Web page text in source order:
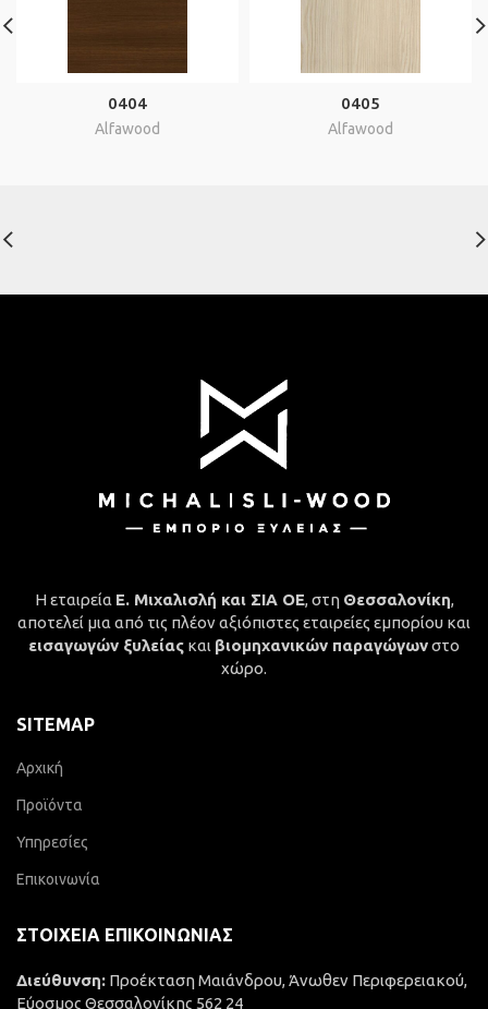
0404
Alfawood
0405
Alfawood
Η εταιρεία Ε. Μιχαλισλή και ΣΙΑ ΟΕ, στη Θεσσαλονίκη,
αποτελεί μια από τις πλέον αξιόπιστες εταιρείες εμπορίου και
εισαγωγών ξυλείας και βιομηχανικών παραγώγωνστο
χώρο.
SITEMAP
Αρχική
Προϊόντα
Υπηρεσίες
Επικοινωνία
ΣΤΟΙΧΕΊΑ ΕΠΙΚΟΙΝΩΝΊΑΣ
Διεύθυνση: Προέκταση Μαιάνδρου, Άνωθεν Περιφερειακού,
Εύοσμος Θεσσαλονίκης 562 24